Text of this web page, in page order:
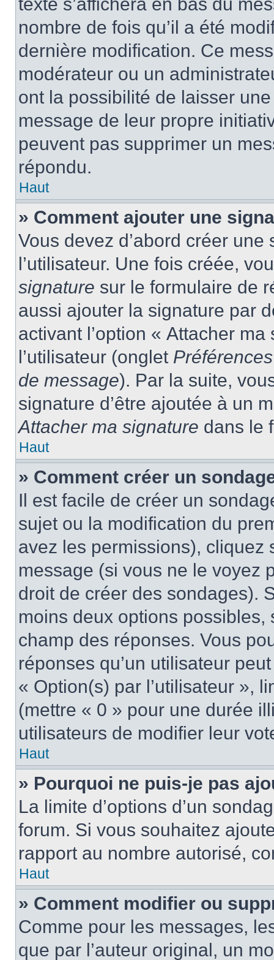
nombre de fois qu’il a été
dernière modification. Ce
modérateur ou un
ont la possibilité de laisser
message de leur propre
peuvent pas supprimer un
répondu.
Haut
» Comment ajouter une
Vous devez d’abord créer
l’utilisateur. Une fois créée,
signature sur le formulaire de
aussi ajouter la signature par
activant l’option « Attacher
l’utilisateur (onglet
de message). Par la suite,
signature d’être ajoutée à un
Attacher ma signature dans le
Haut
» Comment créer un
Il est facile de créer un
sujet ou la modification du
avez les permissions), cliquez
message (si vous ne le voyez
droit de créer des sondages).
moins deux options
champ des réponses. Vous
réponses qu’un utilisateur
« Option(s) par l’utilisateur »,
(mettre « 0 » pour une durée
utilisateurs de modifier leur
Haut
» Pourquoi ne puis-je pas
La limite d’options d’un
forum. Si vous souhaitez
rapport au nombre autorisé,
Haut
» Comment modifier ou
Comme pour les messages,
que par l’auteur original, un